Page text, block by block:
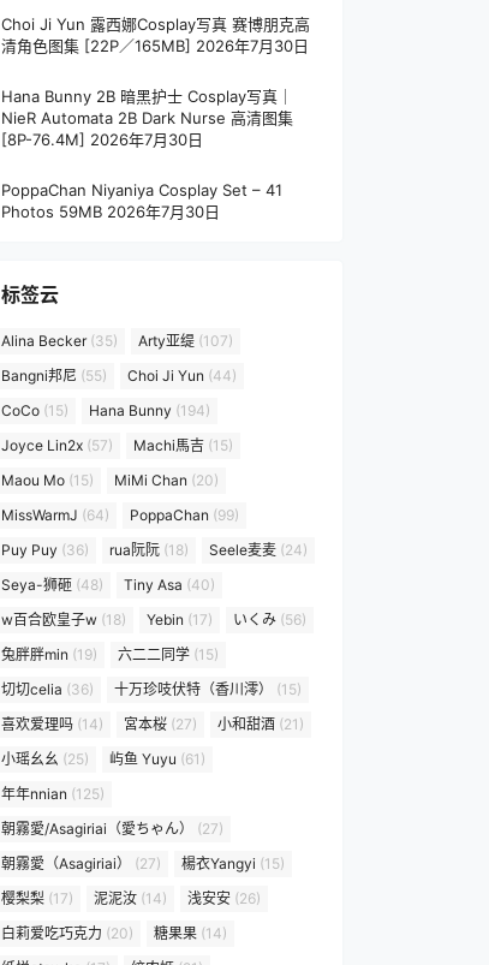
Choi Ji Yun 露西娜Cosplay写真 赛博朋克高
清角色图集 [22P／165MB] 2026年7月30日
Hana Bunny 2B 暗黑护士 Cosplay写真｜
NieR Automata 2B Dark Nurse 高清图集
[8P-76.4M] 2026年7月30日
PoppaChan Niyaniya Cosplay Set – 41
Photos 59MB 2026年7月30日
标签云
Alina Becker(35) Arty亚缇 (107)
Bangni邦尼 (55) Choi Ji Yun (44)
CoCo (15) Hana Bunny (194)
Joyce Lin2x (57) Machi馬吉 (15)
Maou Mo (15) MiMi Chan (20)
MissWarmJ (64) PoppaChan (99)
Puy Puy (36) rua阮阮 (18) Seele麦麦 (24)
Seya-狮砸 (48) Tiny Asa (40)
w百合欧皇子w (18) Yebin (17) いくみ (56)
兔胖胖min (19) 六二二同学 (15)
切切celia (36) 十万珍吱伏特（香川澪）
(15)
喜欢爱理吗 (14) 宮本桜 (27) 小和甜酒 (21)
小瑶幺幺 (25) 屿鱼 Yuyu (61)
年年nnian (125)
朝霧愛/Asagiriai（愛ちゃん）
(27)
朝霧愛（Asagiriai）
(27) 楊衣Yangyi (15)
樱梨梨 (17) 泥泥汝 (14) 浅安安 (26)
白莉爱吃巧克力 (20) 糖果果 (14)